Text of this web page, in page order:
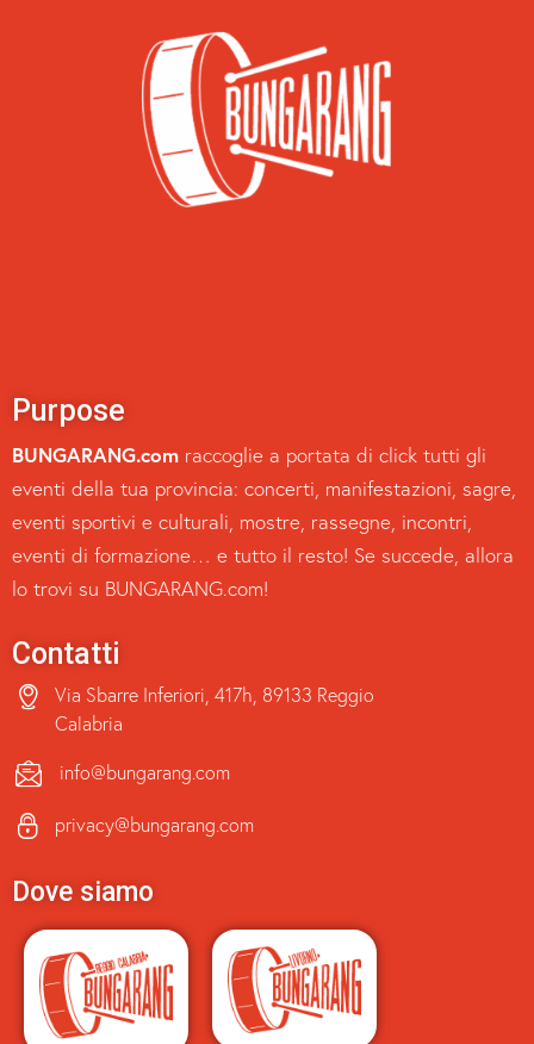
Purpose
BUNGARANG.com raccoglie a portata di click tutti gli
eventi della tua provincia: concerti, manifestazioni, sagre,
eventi sportivi e culturali, mostre, rassegne, incontri,
eventi di formazione… e tutto il resto! Se succede, allora
lo trovi su BUNGARANG.com!
Contatti
Via Sbarre Inferiori, 417h, 89133 Reggio
Calabria
info@bungarang.com
privacy@bungarang.com
Dove siamo